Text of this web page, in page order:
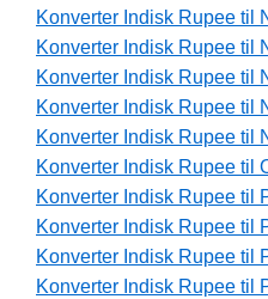
Konverter Indisk Rupee til
Konverter Indisk Rupee til
Konverter Indisk Rupee til
Konverter Indisk Rupee til
Konverter Indisk Rupee til
Konverter Indisk Rupee til
Konverter Indisk Rupee til
Konverter Indisk Rupee til
Konverter Indisk Rupee til
Konverter Indisk Rupee til